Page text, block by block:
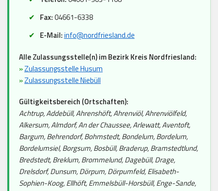
Fax:04661-6338
E-Mail:info@nordfriesland.de
Alle Zulassungsstelle(n) im Bezirk Kreis Nordfriesland:
»Zulassungsstelle Husum
»Zulassungsstelle Niebüll
Gültigkeitsbereich (Ortschaften):
Achtrup, Addebüll, Ahrenshöft, Ahrenviöl, Ahrenviölfeld,
Alkersum, Almdorf, An der Chaussee, Arlewatt, Aventoft,
Bargum, Behrendorf, Bohmstedt, Bondelum, Bordelum,
Bordelumsiel, Borgsum, Bosbüll, Braderup, Bramstedtlund,
Bredstedt, Breklum, Brommelund, Dagebüll, Drage,
Drelsdorf, Dunsum, Dörpum, Dörpumfeld, Elisabeth-
Sophien-Koog, Ellhöft, Emmelsbüll-Horsbüll, Enge-Sande,